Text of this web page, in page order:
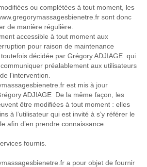
ou complétées à tout moment, les
sont donc
de manière régulière.
accessible à tout moment aux
pour raison de maintenance
décidée par Grégory ADJIAGE qui
préalablement aux utilisateurs
l’intervention.
est mis à jour
ADJIAGE De la même façon, les
être modifiées à tout moment : elles
à l’utilisateur qui est invité à s’y référer le
afin d’en prendre connaissance.
fournis.
a pour objet de fournir